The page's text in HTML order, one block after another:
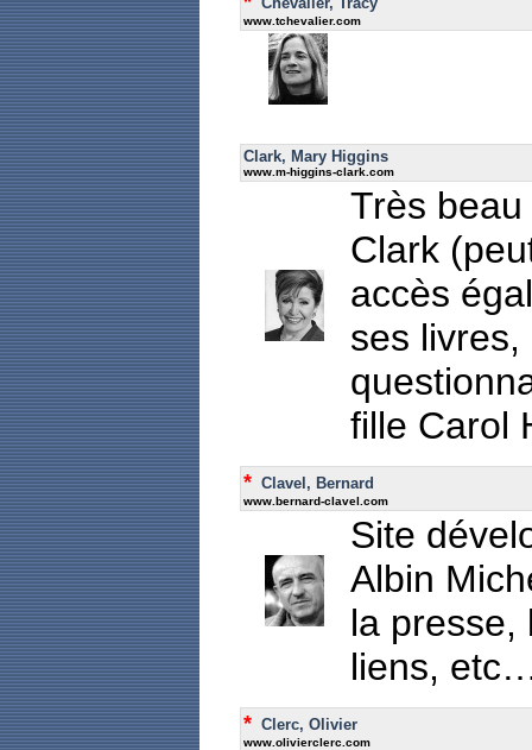
www.tchevalier.com
Clark, Mary Higgins
www.m-higgins-clark.com
Très
Clark
accès
ses
fille Carol
* Clavel, Bernard
www.bernard-clavel.com
Site
Albin
la presse,
liens,
* Clerc, Olivier
www.olivierclerc.com